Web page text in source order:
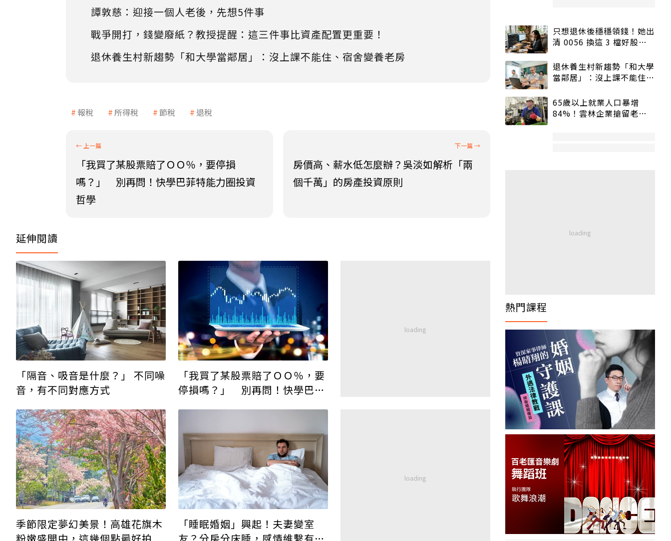
譚敦慈：迎接一個人老後，先想5件事
戰爭開打，錢變廢紙？教授提醒：這三件事比資產配置更重要！
退休養生村新趨勢「和大學當鄰居」：沒上課不能住、宿舍變養老房
報稅 所得稅 節稅 退稅
「我買了某股票賠了ＯＯ％，要停損
嗎？」 別再問！快學巴菲特能力圈投資
哲學
房價高、薪水低怎麼辦？吳淡如解析「兩
個千萬」的房產投資原則
延伸閱讀
「隔音、吸音是什麼？」 不同噪
音，有不同對應方式
「我買了某股票賠了ＯＯ％，要
停損嗎？」 別再問！快學巴菲
季節限定夢幻美景！高雄花旗木
「睡眠婚姻」興起！夫妻變室
只想退休後穩穩領錢！她出
清 0056 換這 3 檔好股：
退休養生村新趨勢「和大學
當鄰居」：沒上課不能住、
65歲以上就業人口暴增
84%！雲林企業搶留老員
熱門課程